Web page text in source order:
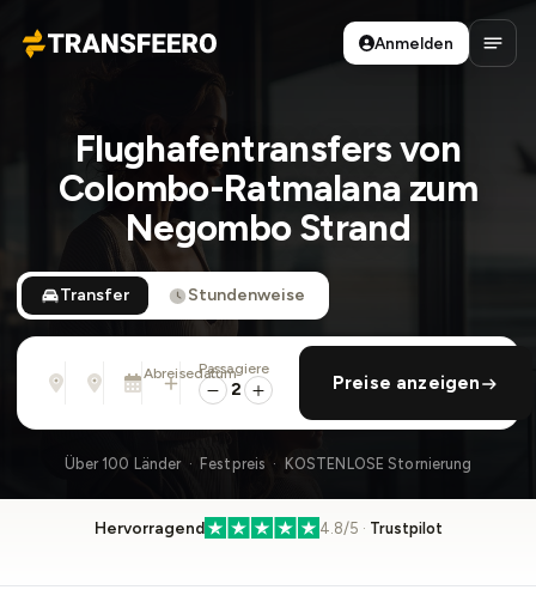
Transfeero
Anmelden
Flughafentransfers von
Colombo-Ratmalana zum
Negombo Strand
Transfer Stundenweise
Von
Adresse, Flughafen, Hotel, ...
Nach
Adresse, Flughafen, Hotel, ...
Abreisedatum
So., 9. Aug. · 01:45 PM
rückfahrt hinzufügen
Passagiere
2 Preise anzeigen
Über 100 Länder · Festpreis · KOSTENLOSE Stornierung
Hervorragend 4.8/5 · Trustpilot